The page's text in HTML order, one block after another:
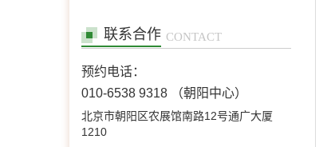
联系合作 CONTACT
预约电话：
010-6538 9318
（朝阳中心）
北京市朝阳区农展馆南路12号通广大厦
1210